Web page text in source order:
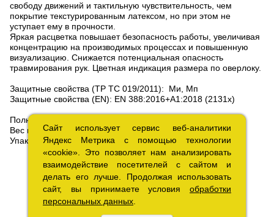
свободу движений и тактильную чувствительность, чем
покрытие текстурированным латексом, но при этом не
уступает ему в прочности.
Яркая расцветка повышает безопасность работы, увеличивая
концентрацию на производимых процессах и повышенную
визуализацию. Снижается потенциальная опасность
травмирования рук. Цветная индикация размера по оверлоку.
Защитные свойства (ТР ТС 019/2011): Ми, Мп
Защитные свойства (EN): EN 388:2016+A1:2018 (2131х)
Полная длина — 25-26 см
Вес пары — 62 грамма.
Упаковка: пачка — 12 пар.
Сайт использует сервис веб-аналитики
Яндекс Метрика с помощью технологии
«cookie». Это позволяет нам анализировать
взаимодействие посетителей с сайтом и
делать его лучше. Продолжая использовать
сайт, вы принимаете условия обработки
персональных данных
Сайт использует сервис веб-аналитики
Яндекс Метрика с помощью технологии
«cookie». Это позволяет нам анализировать
взаимодействие посетителей с сайтом и
делать его лучше. Продолжая использовать
сайт, вы принимаете условия обработки
персональных данных